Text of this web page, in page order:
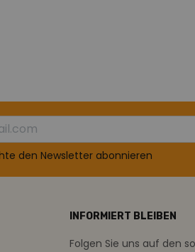
den Newsletter abonnieren
INFORMIERT BLEIBEN
Folgen Sie uns auf den